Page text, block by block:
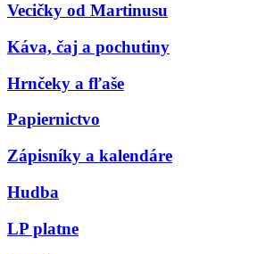
Vecičky od Martinusu
Káva, čaj a pochutiny
Hrnčeky a fľaše
Papiernictvo
Zápisníky a kalendáre
Hudba
LP platne